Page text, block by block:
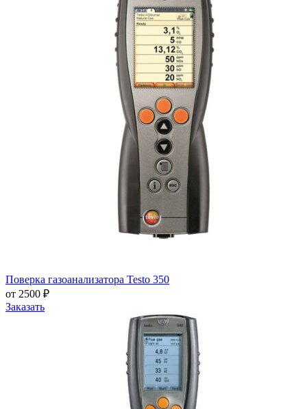
Поверка газоанализатора Testo 350
от 2500 ₽
Заказать